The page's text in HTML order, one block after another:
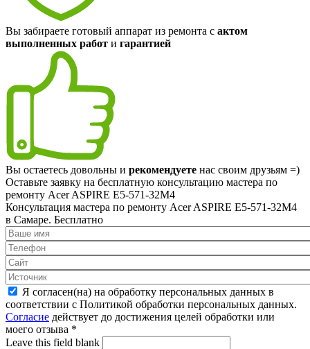
Вы забираете готовый аппарат из ремонта с актом
выполненных работ и гарантией
Вы остаетесь довольны и рекомендуете нас своим друзьям =)
Оставьте заявку на бесплатную консультацию мастера по
ремонту Acer ASPIRE E5-571-32M4
Консультация мастера по ремонту Acer ASPIRE E5-571-32M4
в Самаре. Бесплатно
Я согласен(на) на обработку персональных данных в
соответствии с Политикой обработки персональных данных.
Согласие действует до достижения целей обработки или
моего отзыва *
Leave this field blank